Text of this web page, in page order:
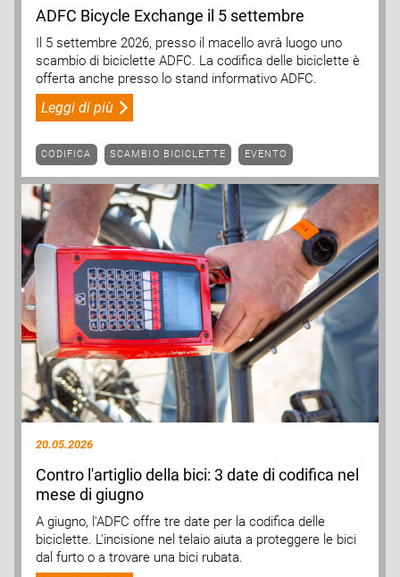
ADFC Bicycle Exchange il 5 settembre
Il 5 settembre 2026, presso il macello avrà luogo uno
scambio di biciclette ADFC. La codifica delle biciclette è
offerta anche presso lo stand informativo ADFC.
Leggi di più
CODIFICA SCAMBIO BICICLETTE EVENTO
20.05.2026
Contro l'artiglio della bici: 3 date di codifica nel
mese di giugno
A giugno, l'ADFC offre tre date per la codifica delle
biciclette. L'incisione nel telaio aiuta a proteggere le bici
dal furto o a trovare una bici rubata.